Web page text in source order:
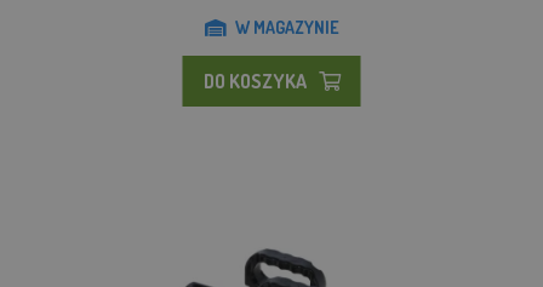
W MAGAZYNIE
DO KOSZYKA